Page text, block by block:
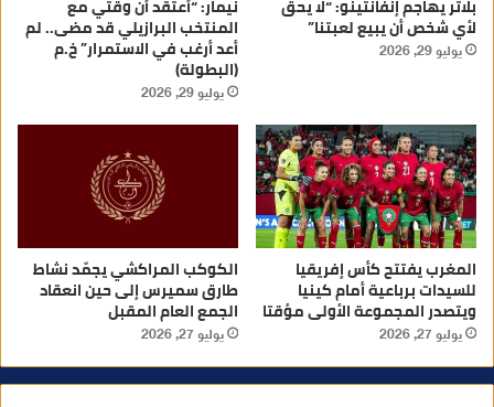
بلاتر يهاجم إنفانتينو: “لا يحق
لأي شخص أن يبيع لعبتنا”
يوليو 29, 2026
نيمار: “أعتقد أن وقتي مع
المنتخب البرازيلي قد مضى.. لم
أعد أرغب في الاستمرار” خ.م
(البطولة)
يوليو 29, 2026
المغرب يفتتح كأس إفريقيا
للسيدات برباعية أمام كينيا
ويتصدر المجموعة الأولى مؤقتا
يوليو 27, 2026
الكوكب المراكشي يجمّد نشاط
طارق سميرس إلى حين انعقاد
الجمع العام المقبل
يوليو 27, 2026